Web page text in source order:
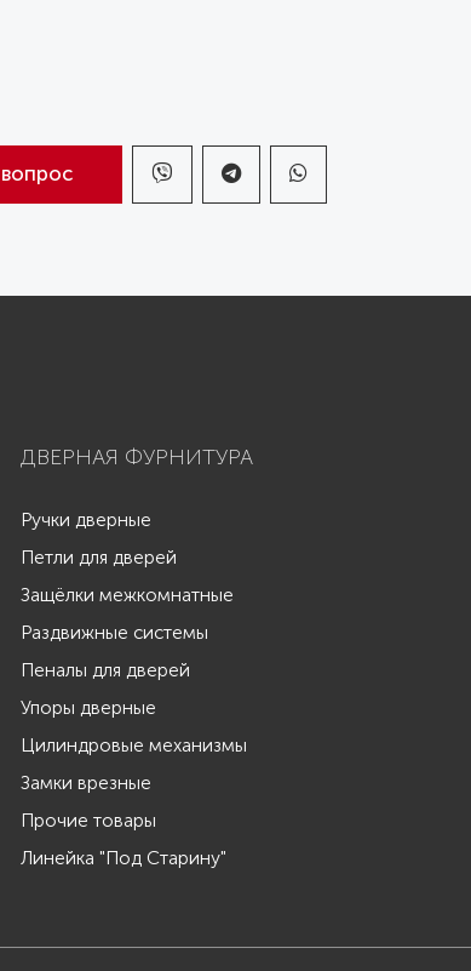
ДВЕРНАЯ ФУРНИТУРА
Ручки дверные
Петли для дверей
Защёлки межкомнатные
Раздвижные системы
Пеналы для дверей
Упоры дверные
Цилиндровые механизмы
Замки врезные
Прочие товары
Линейка "Под Старину"